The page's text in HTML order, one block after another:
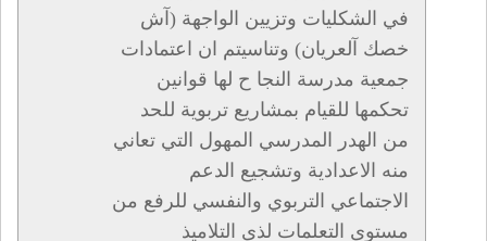
في الشكليات وتزيين الواجهة (آش
خصك آلعريان) وتناسيتم ان اعتمادات
جمعية مدرسة النجا ح لها قوانين
تحكمها للقيام بمشاريع تربوية للحد
من الهدر المدرسي المهول التي تعاني
منه الاعدادية وتشجيع الدعم
الاجتماعي التربوي والنفسي للرفع من
مستوى التعلمات لذى التلاميذ